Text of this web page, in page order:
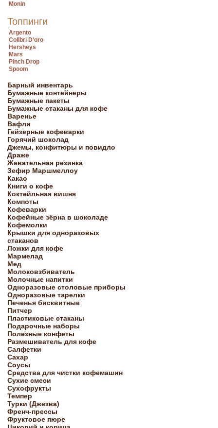
Monin
Топпинги
Argento
Colibri D’oro
Hersheys
Mars
Pinch Drop
Spoom
Барный инвентарь
Бумажные контейнеры
Бумажные пакеты
Бумажные стаканы для кофе
Варенье
Вафли
Гейзерные кофеварки
Горячий шоколад
Джемы, конфитюры и повидло
Драже
Жевательная резинка
Зефир Маршмеллоу
Какао
Книги о кофе
Коктейльная вишня
Компоты
Кофеварки
Кофейные зёрна в шоколаде
Кофемолки
Крышки для одноразовых
стаканов
Ложки для кофе
Мармелад
Мед
Молоковзбиватель
Молочные напитки
Одноразовые столовые приборы
Одноразовые тарелки
Печенья бисквитные
Питчер
Пластиковые стаканы
Подарочные наборы
Полезные конфеты
Размешиватель для кофе
Салфетки
Сахар
Соусы
Средства для чистки кофемашин
Сухие смеси
Сухофрукты
Темпер
Турки (Джезва)
Френч-прессы
Фруктовое пюре